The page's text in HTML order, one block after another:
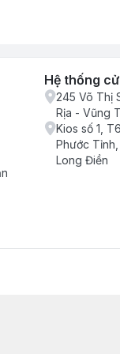
Hệ thống
245 Võ Thị
Rịa - Vũng
Kios số 1,
Phước
Long Điền